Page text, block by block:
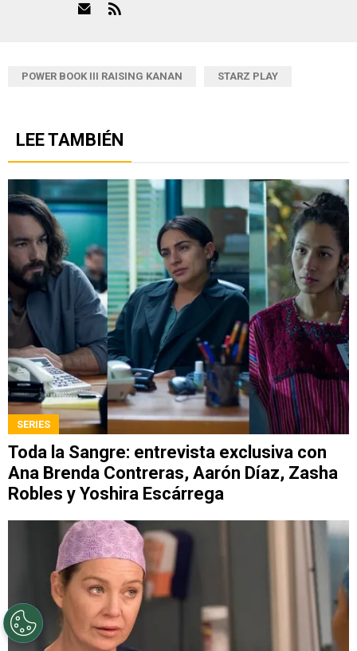
POWER BOOK III RAISING KANAN STARZ PLAY
LEE TAMBIÉN
SERIES
Toda la Sangre: entrevista exclusiva con
Ana Brenda Contreras, Aarón Díaz, Zasha
Robles y Yoshira Escárrega